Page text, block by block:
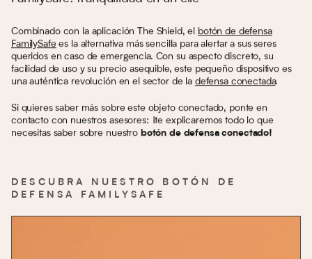
Combinado con la aplicación The Shield, el botón de defensa
FamilySafees la alternativa más sencilla para alertar a sus seres
queridos en caso de emergencia. Con su aspecto discreto, su
facilidad de uso y su precio asequible, este pequeño dispositivo es
una auténtica revolución en el sector de la defensa conectada.
Si quieres saber más sobre este objeto conectado, ponte en
contacto con nuestros asesores: ¡te explicaremos todo lo que
necesitas saber sobre nuestro botón de defensa conectado!
DESCUBRA NUESTRO BOTÓN DE
DEFENSA FAMILYSAFE